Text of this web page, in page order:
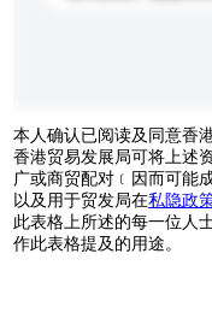
本人确认已阅读及同意香
香港贸易发展局可将上述
广或商贸配对﹝因而可能
以及用于贸发局在私隐政
此表格上所述的每一位人
作此表格提及的用途。